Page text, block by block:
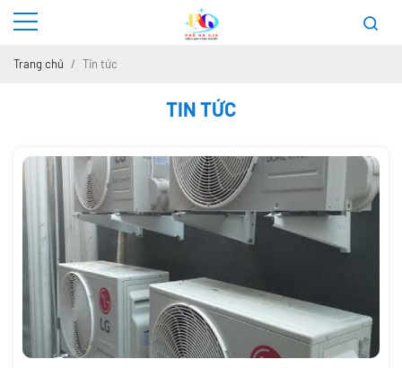
Trang chủ Tin tức
TIN TỨC